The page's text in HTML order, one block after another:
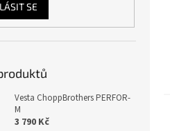
SE
Vesta ChoppBrothers PERFOR-
M
3 790 Kč